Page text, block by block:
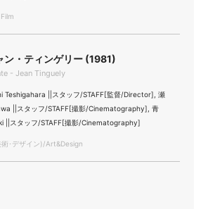
・ティンゲリー (1981)
- Jean Tinguely
||スタッフ/STAFF[監督/Director], 瀬
||スタッフ/STAFF[撮影/Cinematography], 青
||スタッフ/STAFF[撮影/Cinematography]
術･デザイン)/Art&Design